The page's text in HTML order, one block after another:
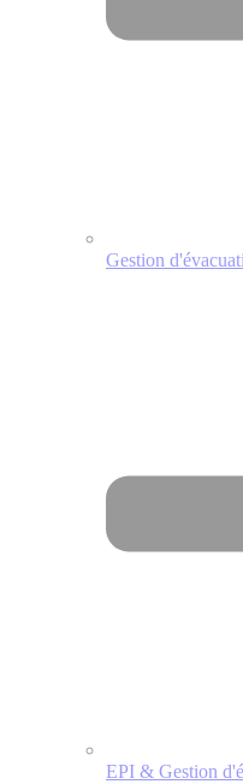
Gestion
EPI & Gestion